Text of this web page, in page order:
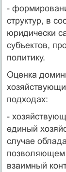
-
структур, в
юридически
субъектов,
политику.
Оценка
подходах:
-
единый
случае
позволяющем
взаимный